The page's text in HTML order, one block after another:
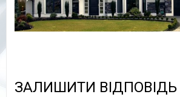
ЗАЛИШИТИ ВІДПОВІДЬ